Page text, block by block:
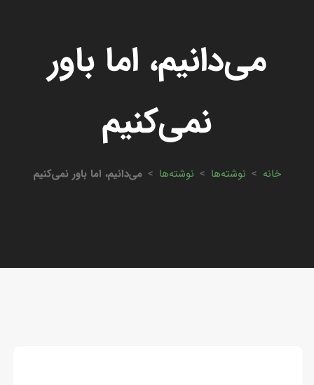
می‌دانیم، اما باور
نمی‌کنیم
خانه > نوشته‌ها > نوشته‌ها > می‌دانیم، اما باور نمی‌کنیم